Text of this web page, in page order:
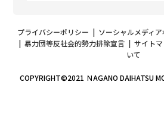
プライバシーポリシー | ソーシャルメディ
| 暴力団等反社会的勢力排除宣言| サイト
いて
COPYRIGHT©2021 ＮAGANO DAIHATSU